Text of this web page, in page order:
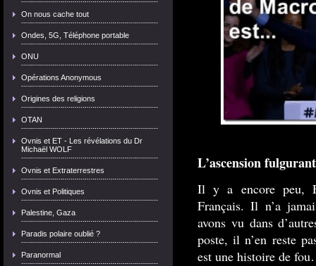
On nous cache tout
Ondes, 5G, Téléphone portable
ONU
Opérations Anonymous
Origines des religions
OTAN
Ovnis et ET - Les révélations du Dr
Michaël WOLF
Ovnis et Extraterrestres
Ovnis et Politiques
Palestine, Gaza
Paradis polaire oublié ?
Paranormal
L’ascension
Il y a encore peu,
Français. Il n’a
avons vu dans
poste, il n’en reste
est une histoire de